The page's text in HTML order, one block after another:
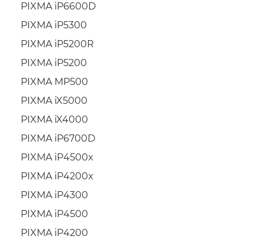
PIXMA iP6600D
PIXMA iP5300
PIXMA iP5200R
PIXMA iP5200
PIXMA MP500
PIXMA iX5000
PIXMA iX4000
PIXMA iP6700D
PIXMA iP4500x
PIXMA iP4200x
PIXMA iP4300
PIXMA iP4500
PIXMA iP4200